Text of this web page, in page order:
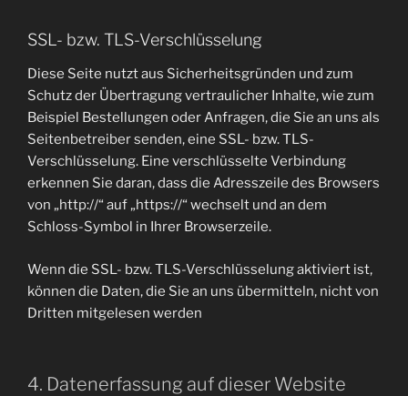
SSL- bzw. TLS-Verschlüsselung
Diese Seite nutzt aus Sicherheitsgründen und zum
Schutz der Übertragung vertraulicher Inhalte, wie zum
Beispiel Bestellungen oder Anfragen, die Sie an uns als
Seitenbetreiber senden, eine SSL- bzw. TLS-
Verschlüsselung. Eine verschlüsselte Verbindung
erkennen Sie daran, dass die Adresszeile des Browsers
von „http://“ auf „https://“ wechselt und an dem
Schloss-Symbol in Ihrer Browserzeile.
Wenn die SSL- bzw. TLS-Verschlüsselung aktiviert ist,
können die Daten, die Sie an uns übermitteln, nicht von
Dritten mitgelesen werden
4. Datenerfassung auf dieser Website